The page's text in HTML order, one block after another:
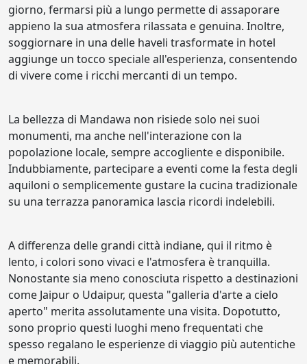
giorno, fermarsi più a lungo permette di assaporare
appieno la sua atmosfera rilassata e genuina. Inoltre,
soggiornare in una delle haveli trasformate in hotel
aggiunge un tocco speciale all'esperienza, consentendo
di vivere come i ricchi mercanti di un tempo.
La bellezza di Mandawa non risiede solo nei suoi
monumenti, ma anche nell'interazione con la
popolazione locale, sempre accogliente e disponibile.
Indubbiamente, partecipare a eventi come la festa degli
aquiloni o semplicemente gustare la cucina tradizionale
su una terrazza panoramica lascia ricordi indelebili.
A differenza delle grandi città indiane, qui il ritmo è
lento, i colori sono vivaci e l'atmosfera è tranquilla.
Nonostante sia meno conosciuta rispetto a destinazioni
come Jaipur o Udaipur, questa "galleria d'arte a cielo
aperto" merita assolutamente una visita. Dopotutto,
sono proprio questi luoghi meno frequentati che
spesso regalano le esperienze di viaggio più autentiche
e memorabili.